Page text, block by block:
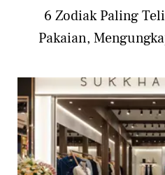
6 Zodiak Paling
Pakaian,